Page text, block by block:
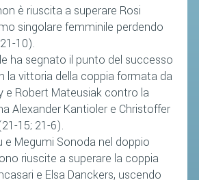
è riuscita a superare Rosi
singolare femminile perdendo
10).
ha segnato il punto del successo
la vittoria della coppia formata da
e Robert Mateusiak contro la
Alexander Kantioler e Christoffer
15; 21-6).
e Megumi Sonoda nel doppio
riuscite a superare la coppia
e Elsa Danckers, uscendo